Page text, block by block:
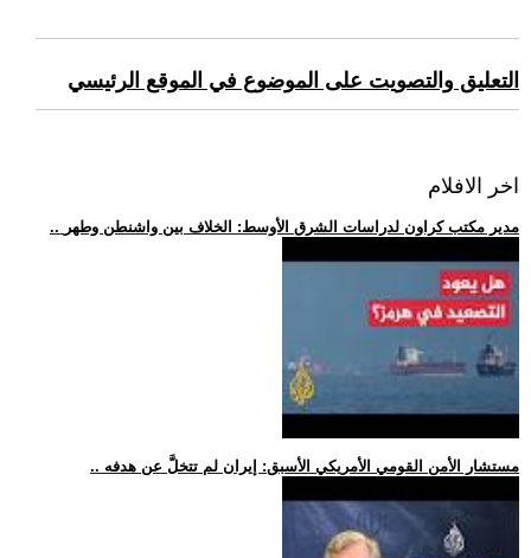
التعليق والتصويت على الموضوع في الموقع الرئيسي
اخر الافلام
.. مدير مكتب كراون لدراسات الشرق الأوسط: الخلاف بين واشنطن وطهر
.. مستشار الأمن القومي الأمريكي الأسبق: إيران لم تتخلَّ عن هدفه